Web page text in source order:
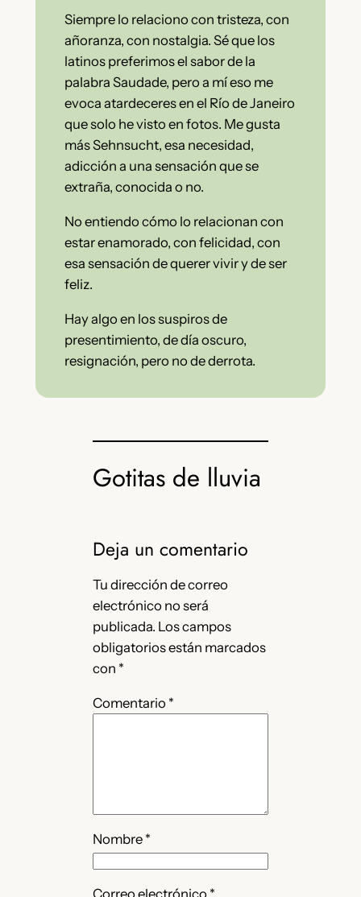
Siempre lo relaciono con tristeza, con
añoranza, con nostalgia. Sé que los
latinos preferimos el sabor de la
palabra Saudade, pero a mí eso me
evoca atardeceres en el Río de Janeiro
que solo he visto en fotos. Me gusta
más Sehnsucht, esa necesidad,
adicción a una sensación que se
extraña, conocida o no.
No entiendo cómo lo relacionan con
estar enamorado, con felicidad, con
esa sensación de querer vivir y de ser
feliz.
Hay algo en los suspiros de
presentimiento, de día oscuro,
resignación, pero no de derrota.
Gotitas de lluvia
Deja un comentario
Tu dirección de correo
electrónico no será
publicada. Los campos
obligatorios están marcados
con *
Comentario *
Nombre *
Correo electrónico *